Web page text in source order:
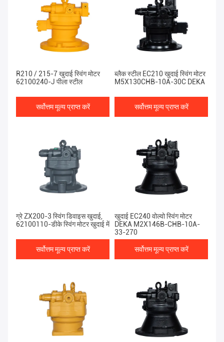
R210 / 215-7 खुदाई स्विंग मोटर
62100240-J पीला स्टील
सर्वोत्तम मूल्य प्राप्त करें
ब्लैक स्टील EC210 खुदाई स्विंग मोटर
M5X130CHB-10A-30C DEKA
सर्वोत्तम मूल्य प्राप्त करें
ग्रे ZX200-3 स्विंग डिवाइस खुदाई,
62100110-डीके स्विंग मोटर खुदाई में
सर्वोत्तम मूल्य प्राप्त करें
खुदाई EC240 वोल्वो स्विंग मोटर
DEKA M2X146B-CHB-10A-
33-270
सर्वोत्तम मूल्य प्राप्त करें